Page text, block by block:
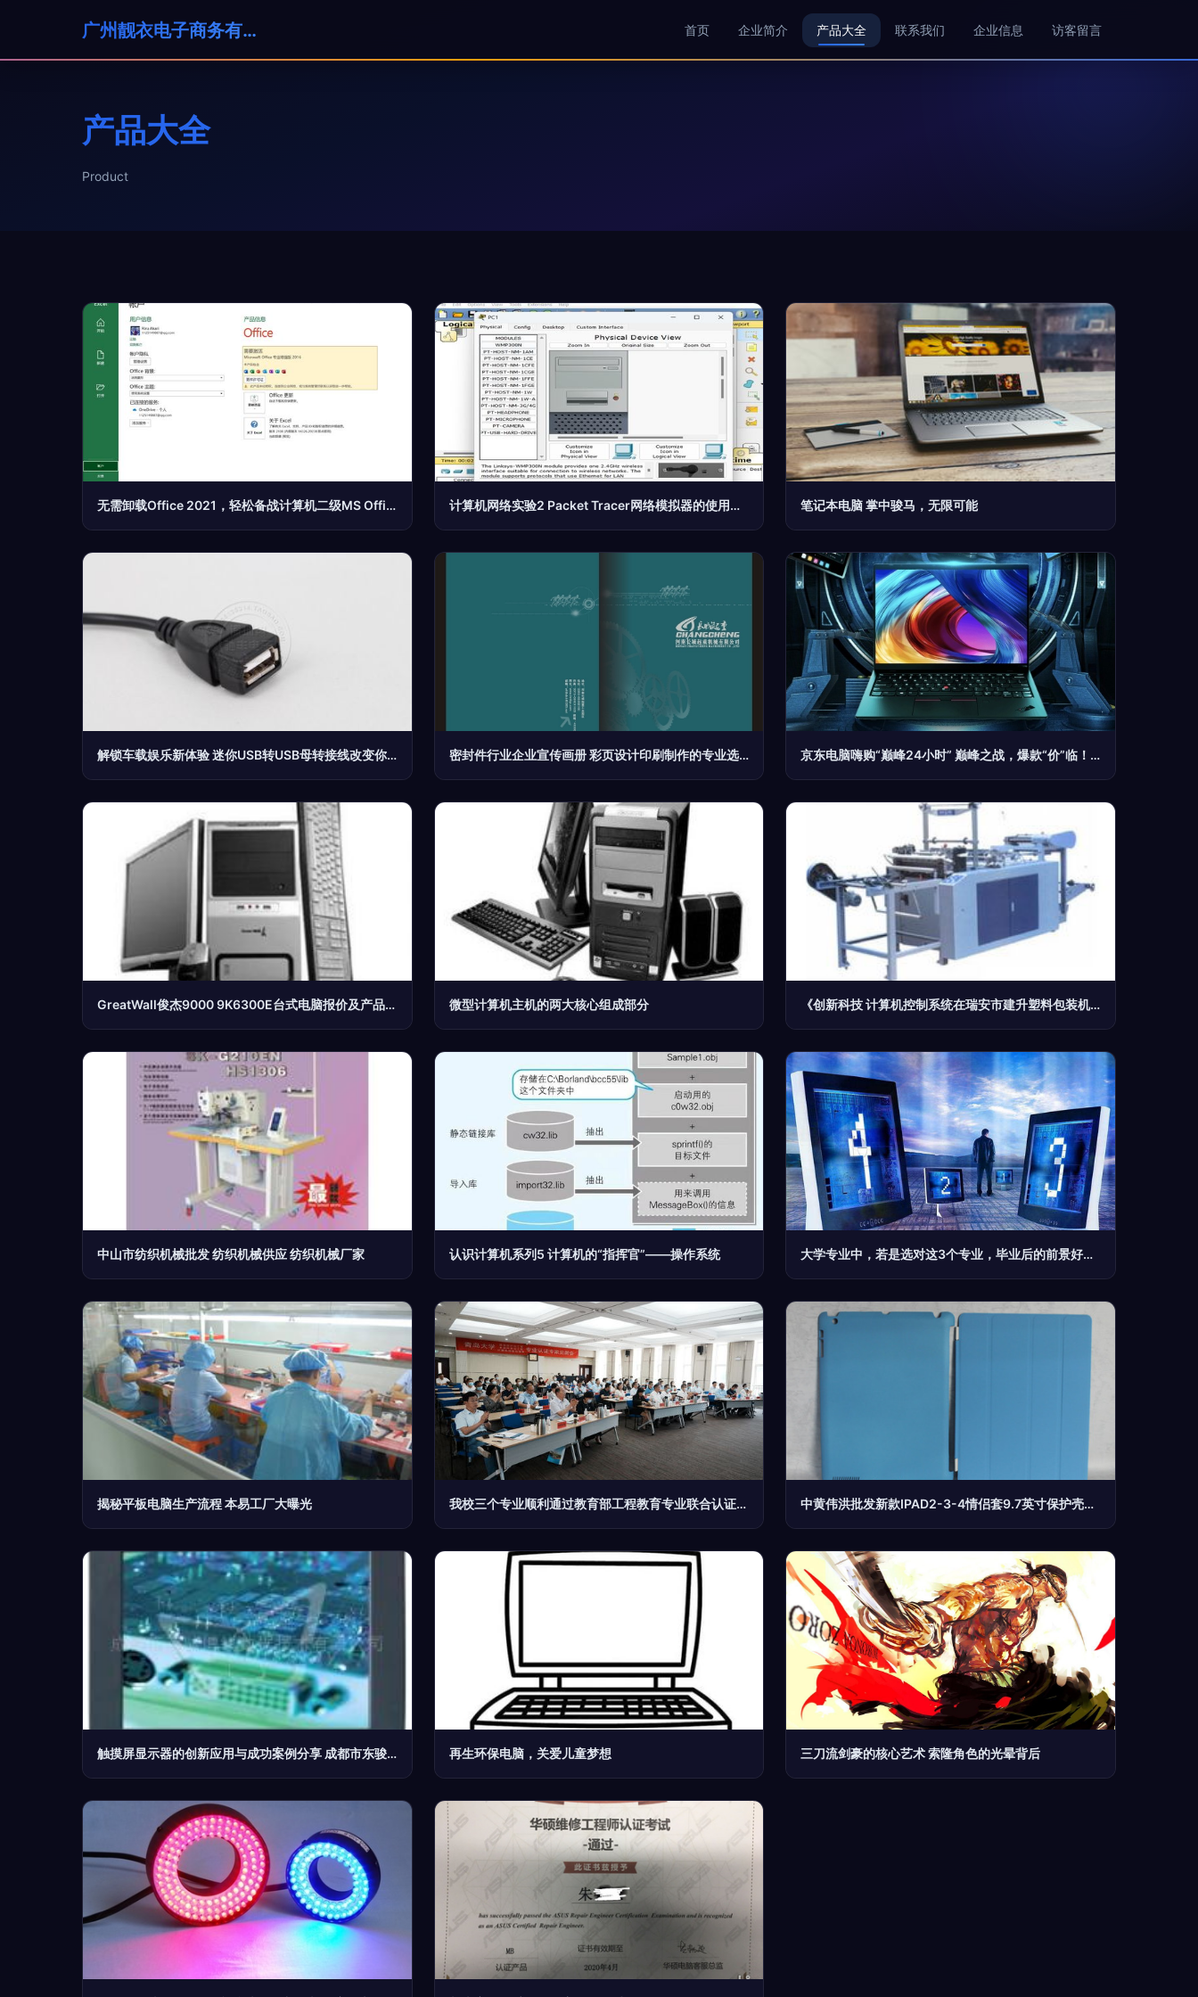
广州靓衣电子商务有限公司 首页 企业简介 产品大全 联系我们 企业信息 访客留言
产品大全
Product
无需卸载Office 2021，轻松备战计算机二级MS Office考试 计算机网络实验2 Packet Tracer网络模拟器的使用与网络场景模拟配置及协议交互分析 笔记本电脑 掌中骏马，无限可能
解锁车载娱乐新体验 迷你USB转USB母转接线改变你的数字生活 密封件行业企业宣传画册 彩页设计印刷制作的专业选择 京东电脑嗨购“巅峰24小时” 巅峰之战，爆款“价”临！屏幕之上的战场提前开打，巅峰不容错过
GreatWall俊杰9000 9K6300E台式电脑报价及产品总览 微型计算机主机的两大核心组成部分 《创新科技 计算机控制系统在瑞安市建升塑料包装机械中的智能应用》
中山市纺织机械批发 纺织机械供应 纺织机械厂家 认识计算机系列5 计算机的“指挥官”——操作系统 大学专业中，若是选对这3个专业，毕业后的前景好，很容易逆袭——计算机
揭秘平板电脑生产流程 本易工厂大曝光 我校三个专业顺利通过教育部工程教育专业联合认证，计算机科学获肯定 中黄伟洪批发新款IPAD2-3-4情侣套9.7英寸保护壳，兼顾美观与品质
触摸屏显示器的创新应用与成功案例分享 成都市东骏博锐数据技术的产品方案解析 再生环保电脑，关爱儿童梦想 三刀流剑豪的核心艺术 索隆角色的光晕背后